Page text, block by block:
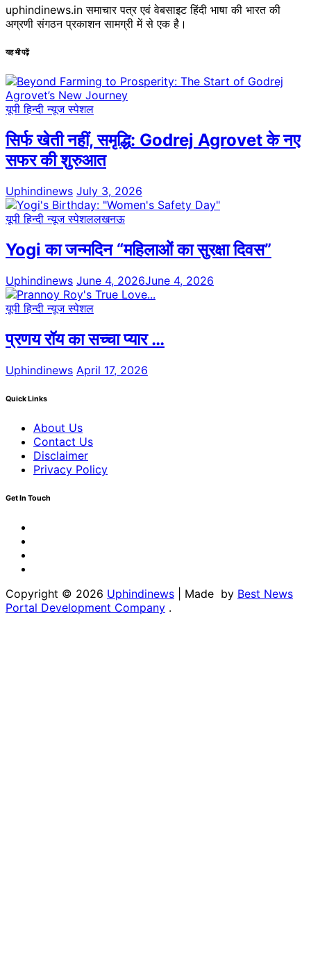
uphindinews.in समाचार पत्र एवं वेबसाइट हिंदी भाषा की भारत की
अग्रणी संगठन प्रकाशन सामग्री में से एक है।
यह भी पढ़ें
यूपी हिन्दी न्यूज स्पेशल
सिर्फ खेती नहीं, समृद्धि: Godrej Agrovet के नए
सफर की शुरुआत
Uphindinews July 3, 2026
यूपी हिन्दी न्यूज स्पेशललखनऊ
Yogi का जन्मदिन “महिलाओं का सुरक्षा दिवस”
Uphindinews June 4, 2026June 4, 2026
यूपी हिन्दी न्यूज स्पेशल
प्रणय रॉय का सच्चा प्यार …
Uphindinews April 17, 2026
Quick Links
About Us
Contact Us
Disclaimer
Privacy Policy
Get In Touch
Copyright © 2026 Uphindinews | Made by Best News
Portal Development Company .